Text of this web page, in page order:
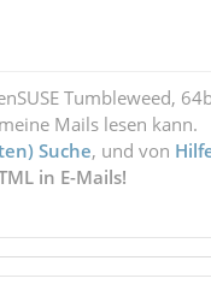
Tumbleweed,
Mails lesen kann.
Suche, und von
in E-Mails!